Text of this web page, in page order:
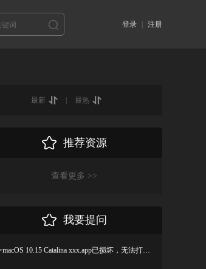
登录 注册
最新 最热
推荐资源
查看更多 >>
我要提问
>macOS 10.15 Catalina xxx.app已损坏，无法打开，你应该将它移到废纸篓解决方法